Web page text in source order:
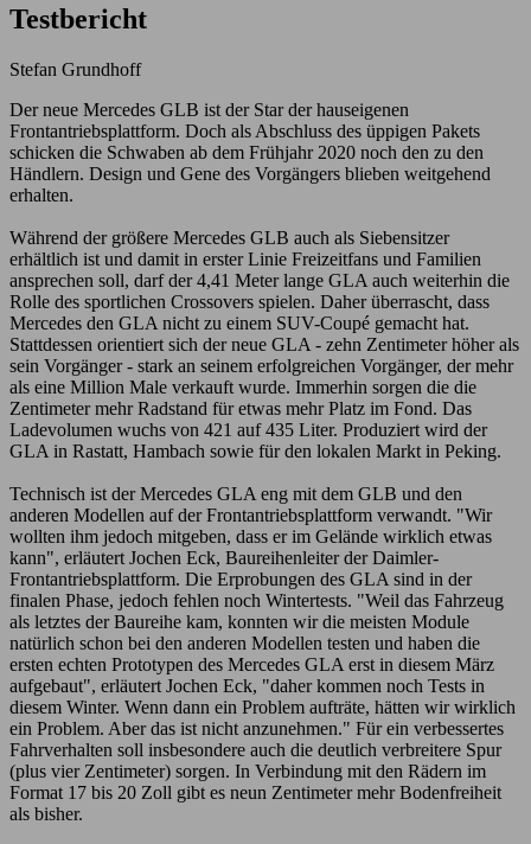
Testbericht
Stefan Grundhoff
Der neue Mercedes GLB ist der Star der hauseigenen
Frontantriebsplattform. Doch als Abschluss des üppigen Pakets
schicken die Schwaben ab dem Frühjahr 2020 noch den zu den
Händlern. Design und Gene des Vorgängers blieben weitgehend
erhalten.
Während der größere Mercedes GLB auch als Siebensitzer
erhältlich ist und damit in erster Linie Freizeitfans und Familien
ansprechen soll, darf der 4,41 Meter lange GLA auch weiterhin die
Rolle des sportlichen Crossovers spielen. Daher überrascht, dass
Mercedes den GLA nicht zu einem SUV-Coupé gemacht hat.
Stattdessen orientiert sich der neue GLA - zehn Zentimeter höher als
sein Vorgänger - stark an seinem erfolgreichen Vorgänger, der mehr
als eine Million Male verkauft wurde. Immerhin sorgen die die
Zentimeter mehr Radstand für etwas mehr Platz im Fond. Das
Ladevolumen wuchs von 421 auf 435 Liter. Produziert wird der
GLA in Rastatt, Hambach sowie für den lokalen Markt in Peking.
Technisch ist der Mercedes GLA eng mit dem GLB und den
anderen Modellen auf der Frontantriebsplattform verwandt. "Wir
wollten ihm jedoch mitgeben, dass er im Gelände wirklich etwas
kann", erläutert Jochen Eck, Baureihenleiter der Daimler-
Frontantriebsplattform. Die Erprobungen des GLA sind in der
finalen Phase, jedoch fehlen noch Wintertests. "Weil das Fahrzeug
als letztes der Baureihe kam, konnten wir die meisten Module
natürlich schon bei den anderen Modellen testen und haben die
ersten echten Prototypen des Mercedes GLA erst in diesem März
aufgebaut", erläutert Jochen Eck, "daher kommen noch Tests in
diesem Winter. Wenn dann ein Problem aufträte, hätten wir wirklich
ein Problem. Aber das ist nicht anzunehmen." Für ein verbessertes
Fahrverhalten soll insbesondere auch die deutlich verbreitere Spur
(plus vier Zentimeter) sorgen. In Verbindung mit den Rädern im
Format 17 bis 20 Zoll gibt es neun Zentimeter mehr Bodenfreiheit
als bisher.